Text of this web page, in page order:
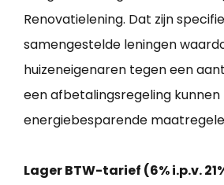
Renovatielening. Dat zijn
samengestelde leningen
huizeneigenaren tegen een
een afbetalingsregeling
energiebesparende
Lager BTW-tarief (6% i.p.v.